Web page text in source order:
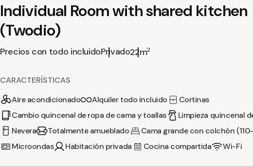
Individual Room with shared kitchen
(Twodio)
Precios con todo incluidoPrivado22m2
CARACTERÍSTICAS
Aire acondicionado
Alquiler todo incluido
Cortinas
Cambio quincenal de ropa de cama y toallas
Limpieza quincenal
Nevera
Totalmente amueblado
Cama grande con colchón
Microondas
Habitación privada Cocina compartida Wi-Fi